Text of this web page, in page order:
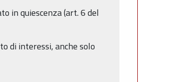
in quiescenza (art. 6 del
di interessi, anche solo